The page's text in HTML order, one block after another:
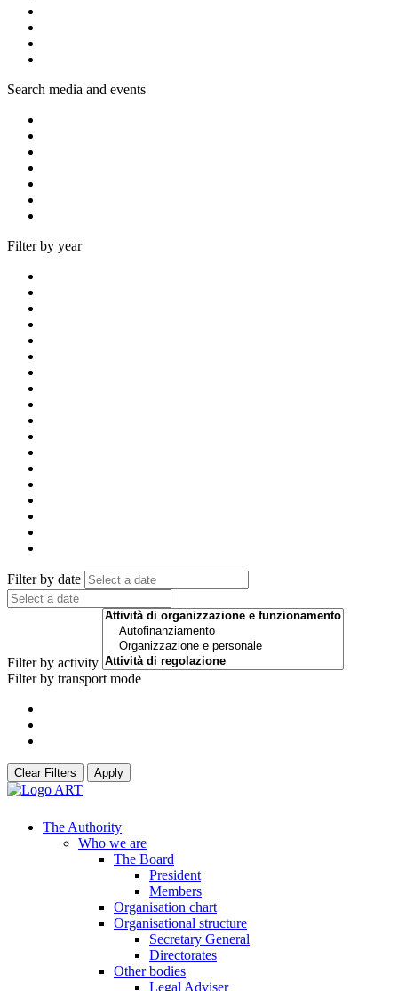
Search media and events
Filter by year
Filter by date
Filter by activity
Filter by transport mode
Clear Filters Apply
The Authority
Who we are
The Board
President
Members
Organisation chart
Organisational structure
Secretary General
Directorates
Other bodies
Legal Adviser